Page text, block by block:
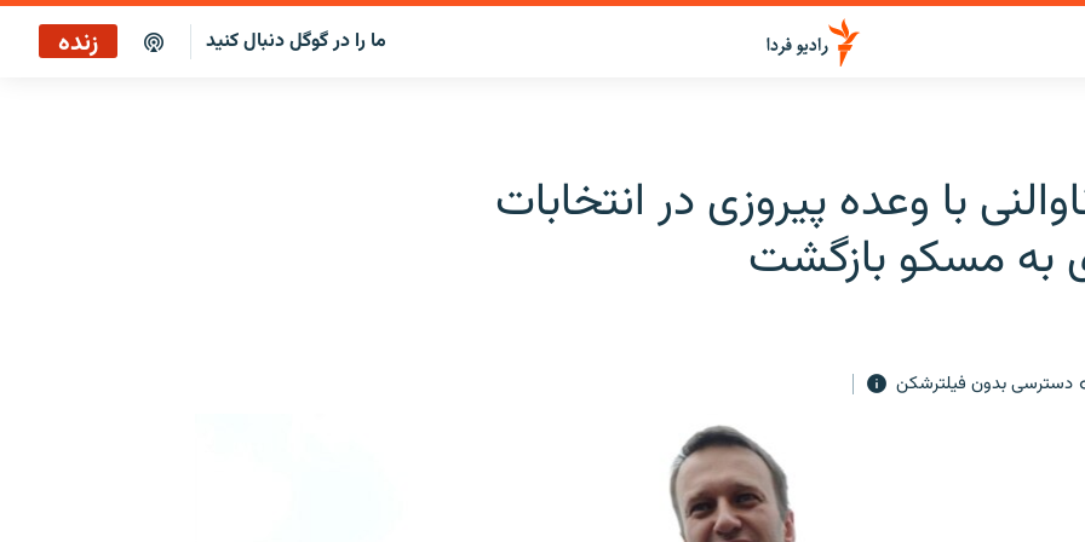
ما را در گوگل دنبال کنید زنده
با وعده پيروزی در انتخابات
به مسکو بازگشت
دسترسی بدون فیلترشکن